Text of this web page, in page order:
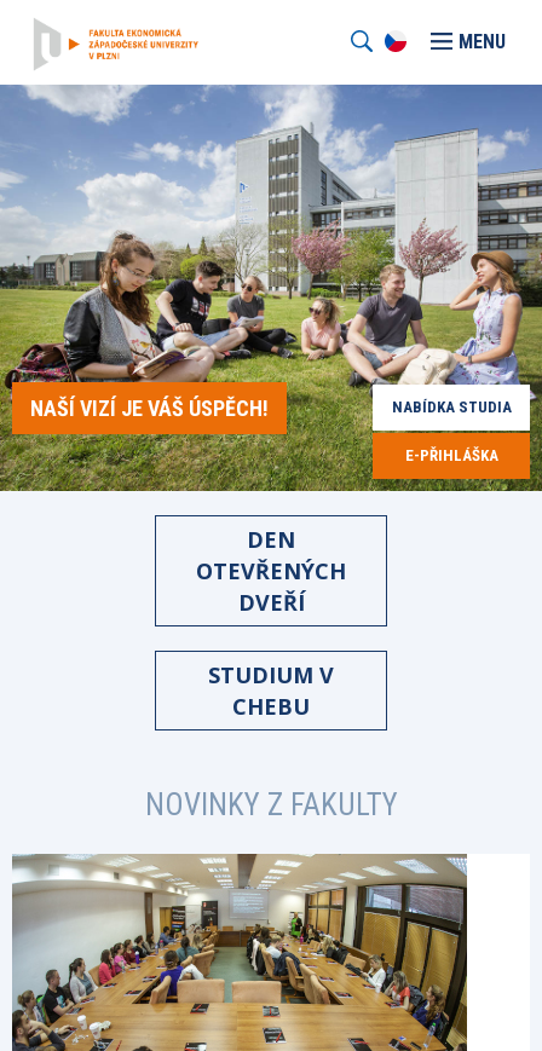
MENU
NAŠÍ VIZÍ JE VÁŠ ÚSPĚCH! NABÍDKA STUDIA
E-PŘIHLÁŠKA
DEN
OTEVŘENÝCH
DVEŘÍ
STUDIUM V
CHEBU
NOVINKY Z FAKULTY